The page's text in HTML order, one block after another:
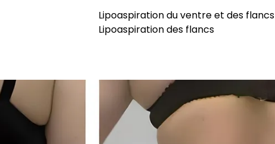
Lipoaspiration du ventre et des flancs
Lipoaspiration des flancs